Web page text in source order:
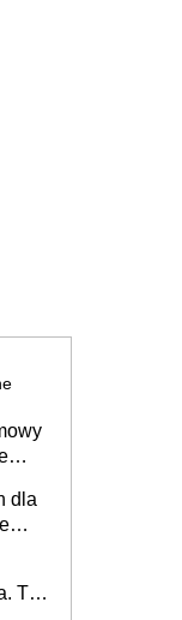
dla
To